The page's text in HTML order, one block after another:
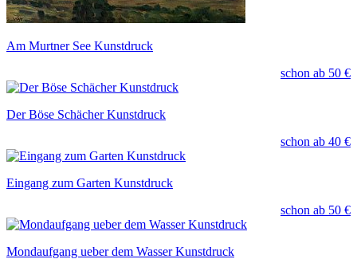
Am Murtner See Kunstdruck
schon ab 50 €
Der Böse Schächer Kunstdruck
schon ab 40 €
Eingang zum Garten Kunstdruck
schon ab 50 €
Mondaufgang ueber dem Wasser Kunstdruck